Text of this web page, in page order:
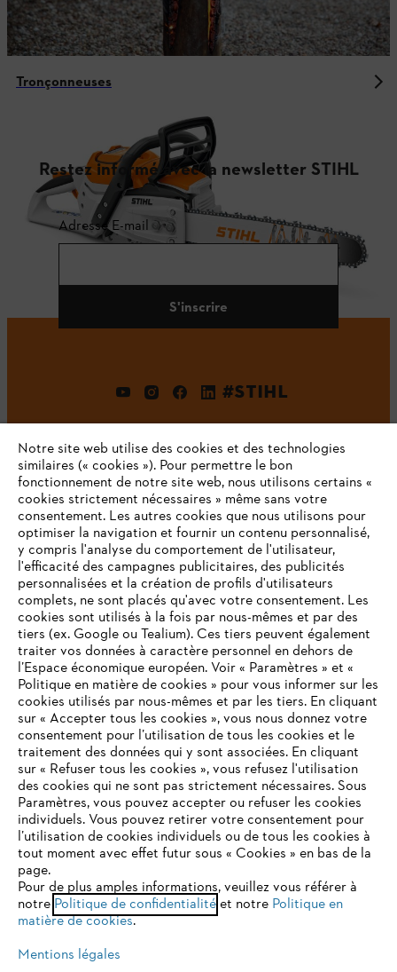
Tronçonneuses
Restez informé avec la newsletter STIHL
Adresse E-mail
S'inscrire
#STIHL
L'Entreprise
STIHL FAQ
Contact
Politique de protection des données
Mentions légales Utilisation des cookies
Informations juridiques
België/Belgique
VAT Number: BE 0427.714.768
VOTRE NAVIGATEUR INTERNET
N'EST PLUS PRIS EN CHARGE
Vous utilisez un navigateur Internet que nous ne prenons plus
en charge, et certaines fonctionnalités de notre site ne
peuvent fonctionner correctement. Pour une utilisation
optimale de notre site, nous vous recommandons de passer à
l'un des navigateurs suivants :
Notre site web utilise des cookies et des technologies
similaires (« cookies »). Pour permettre le bon
fonctionnement de notre site web, nous utilisons certains «
cookies strictement nécessaires » même sans votre
consentement. Les autres cookies que nous utilisons pour
optimiser la navigation et fournir un contenu personnalisé,
y compris l'analyse du comportement de l'utilisateur,
l'efficacité des campagnes publicitaires, des publicités
personnalisées et la création de profils d'utilisateurs
complets, ne sont placés qu'avec votre consentement. Les
cookies sont utilisés à la fois par nous-mêmes et par des
tiers (ex. Google ou Tealium). Ces tiers peuvent également
traiter vos données à caractère personnel en dehors de
l’Espace économique européen. Voir « Paramètres » et «
Politique en matière de cookies » pour vous informer sur les
cookies utilisés par nous-mêmes et par les tiers. En cliquant
sur « Accepter tous les cookies », vous nous donnez votre
consentement pour l’utilisation de tous les cookies et le
traitement des données qui y sont associées. En cliquant
sur « Refuser tous les cookies », vous refusez l'utilisation
des cookies qui ne sont pas strictement nécessaires. Sous
Paramètres, vous pouvez accepter ou refuser les cookies
individuels. Vous pouvez retirer votre consentement pour
l’utilisation de cookies individuels ou de tous les cookies à
tout moment avec effet futur sous « Cookies » en bas de la
page.
Pour de plus amples informations, veuillez vous référer à
notre Politique de confidentialitéet notre Politique en
matière de cookies.
Mentions légales